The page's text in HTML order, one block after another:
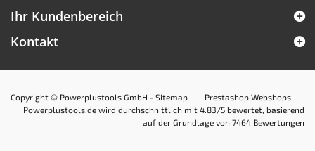
Ihr Kundenbereich
Kontakt
Copyright © Powerplustools GmbH - Sitemap | Prestashop Webshops
Powerplustools.de wird durchschnittlich mit 4.83 /5 bewertet, basierend
auf der Grundlage von 7464 Bewertungen